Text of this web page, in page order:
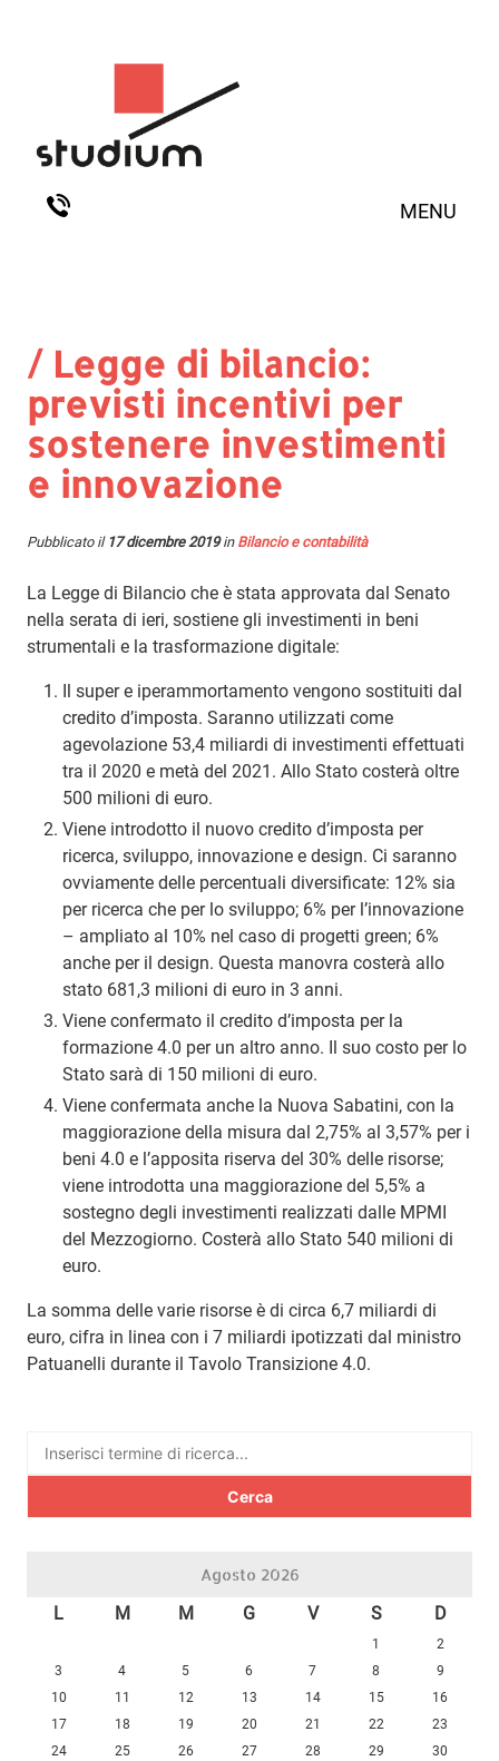
MENU
/ Legge di bilancio:
previsti incentivi per
sostenere investimenti
e innovazione
Pubblicato il 17 dicembre 2019in Bilancio e contabilità
La Legge di Bilancio che è stata approvata dal Senato
nella serata di ieri, sostiene gli investimenti in beni
strumentali e la trasformazione digitale:
Il super e iperammortamento vengono sostituiti dal
credito d’imposta. Saranno utilizzati come
agevolazione 53,4 miliardi di investimenti effettuati
tra il 2020 e metà del 2021. Allo Stato costerà oltre
500 milioni di euro.
Viene introdotto il nuovo credito d’imposta per
ricerca, sviluppo, innovazione e design. Ci saranno
ovviamente delle percentuali diversificate: 12% sia
per ricerca che per lo sviluppo; 6% per l’innovazione
– ampliato al 10% nel caso di progetti green; 6%
anche per il design. Questa manovra costerà allo
stato 681,3 milioni di euro in 3 anni.
Viene confermato il credito d’imposta per la
formazione 4.0 per un altro anno. Il suo costo per lo
Stato sarà di 150 milioni di euro.
Viene confermata anche la Nuova Sabatini, con la
maggiorazione della misura dal 2,75% al 3,57% per i
beni 4.0 e l’apposita riserva del 30% delle risorse;
viene introdotta una maggiorazione del 5,5% a
sostegno degli investimenti realizzati dalle MPMI
del Mezzogiorno. Costerà allo Stato 540 milioni di
euro.
La somma delle varie risorse è di circa 6,7 miliardi di
euro, cifra in linea con i 7 miliardi ipotizzati dal ministro
Patuanelli durante il Tavolo Transizione 4.0.
Ricerca
Agosto 2026
L M M G V S D
1
2
3
4 5 6 7 8
9
10
11 12 13 14 15
16
17
18 19 20 21 22
23
24
25 26 27 28 29
30